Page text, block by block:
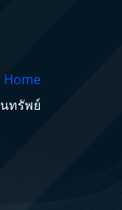
Home
ทรัพย์